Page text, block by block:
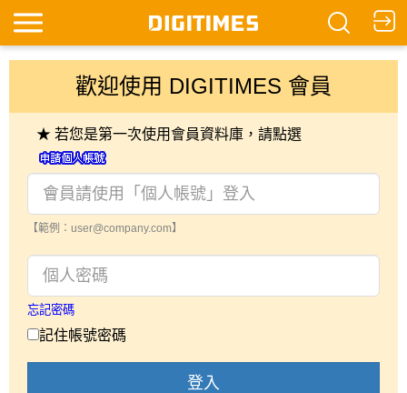
歡迎使用 DIGITIMES 會員
★ 若您是第一次使用會員資料庫，請點選
【範例：user@company.com】
忘記密碼
記住帳號密碼
登入